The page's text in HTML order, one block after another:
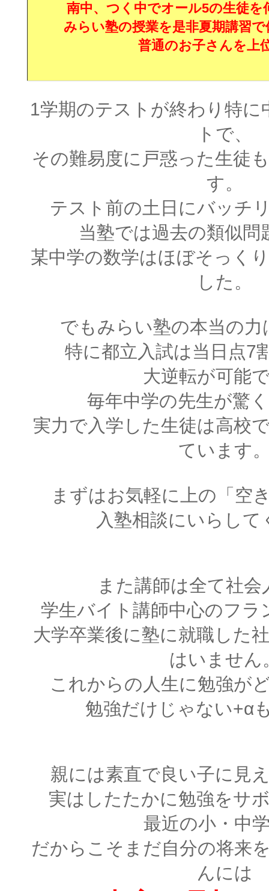
南中、つく中でオール5の生徒を
みらい塾の授業を是非夏期講習
普通のお子さんを上
1学期のテストが終わり特
トで、
その難易度に戸惑った生徒
す。
テスト前の土日にバッチ
当塾では過去の類似問
某中学の数学はほぼそっく
した。
でもみらい塾の本当の力
特に都立入試は当日点7
大逆転が可能
毎年中学の先生が驚
実力で入学した生徒は高校
ています
まずはお気軽に上の「空
入塾相談にいらして
また講師は全て社会
学生バイト講師中心のフラ
大学卒業後に塾に就職した
はいません
これからの人生に勉強が
勉強だけじゃない+α
親には素直で良い子に見
実はしたたかに勉強をサ
最近の小・中
だからこそまだ自分の将来
んには